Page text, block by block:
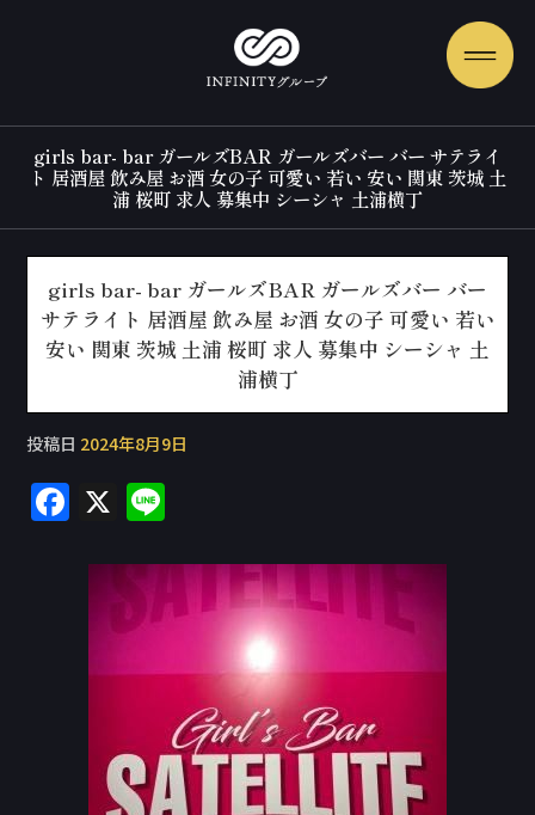
girls bar- bar ガールズBAR ガールズバー バー サテライ
ト 居酒屋 飲み屋 お酒 女の子 可愛い 若い 安い 関東 茨城 土
浦 桜町 求人 募集中 シーシャ 土浦横丁
girls bar- bar ガールズBAR ガールズバー バー
サテライト 居酒屋 飲み屋 お酒 女の子 可愛い 若い
安い 関東 茨城 土浦 桜町 求人 募集中 シーシャ 土
浦横丁
投稿日 2024年8月9日
F
c
e
o
X
e